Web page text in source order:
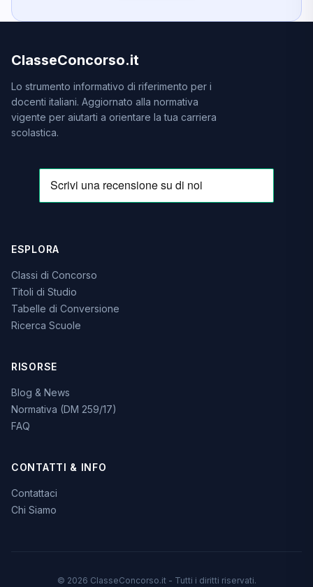
ClasseConcorso.it
Lo strumento informativo di riferimento per i
docenti italiani. Aggiornato alla normativa
vigente per aiutarti a orientare la tua carriera
scolastica.
ESPLORA
Classi di Concorso
Titoli di Studio
Tabelle di Conversione
Ricerca Scuole
RISORSE
Blog & News
Normativa (DM 259/17)
FAQ
CONTATTI & INFO
Contattaci
Chi Siamo
© 2026 ClasseConcorso.it - Tutti i diritti riservati.